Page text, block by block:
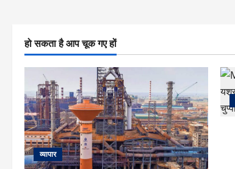
हो सकता है आप चूक गए हों
व्यापार